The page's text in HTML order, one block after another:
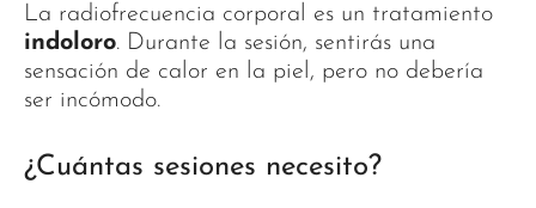
La radiofrecuencia corporal es un tratamiento
indoloro. Durante la sesión, sentirás una
sensación de calor en la piel, pero no debería
ser incómodo.
¿Cuántas sesiones necesito?